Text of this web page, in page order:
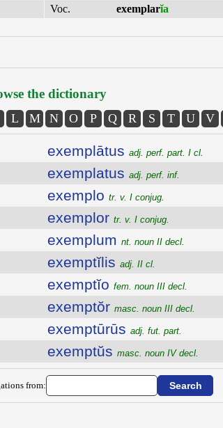
Voc.
exemplarĭa
the dictionary
L M N O P Q R S T U V
exemplātus adj. perf. part. I cl.
exemplatus adj. perf. inf.
exemplo tr. v. I conjug.
exemplor tr. v. I conjug.
exemplum nt. noun II decl.
exemptĭlis adj. II cl.
exemptĭo fem. noun III decl.
exemptŏr masc. noun III decl.
exemptūrūs adj. fut. part.
exemptŭs masc. noun IV decl.
from: